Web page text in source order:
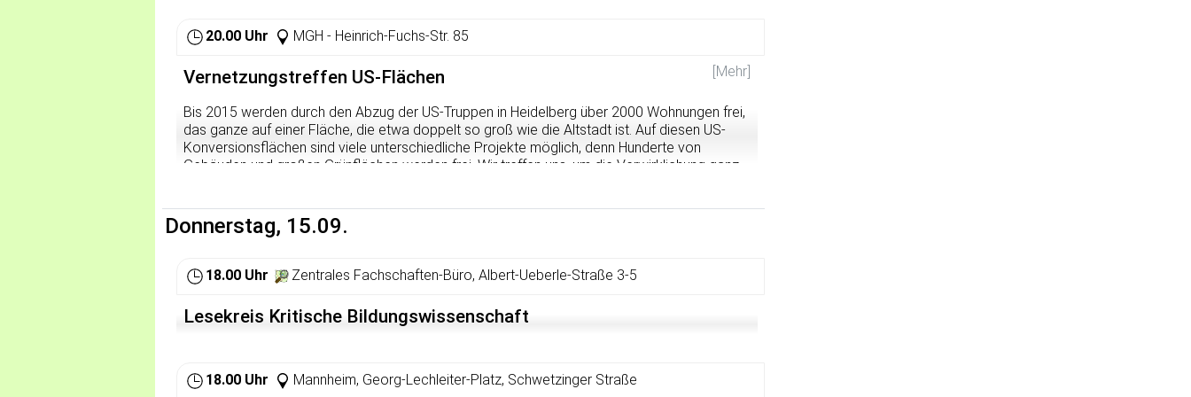
20.00 Uhr MGH - Heinrich-Fuchs-Str. 85
[Mehr]
Vernetzungstreffen US-Flächen
Bis 2015 werden durch den Abzug der US-Truppen in Heidelberg über 2000 Wohnungen frei,
das ganze auf einer Fläche, die etwa doppelt so groß wie die Altstadt ist. Auf diesen US-
Konversionsflächen sind viele unterschiedliche Projekte möglich, denn Hunderte von
Gebäuden und großen Grünflächen werden frei. Wir treffen uns, um die Verwirklichung ganz
Heidelberg vernetzen oder nur mal reinschnuppern will, ist herzlich eingeladen!
Donnerstag, 15.09.
18.00 Uhr Zentrales Fachschaften-Büro, Albert-Ueberle-Straße 3-5
Lesekreis Kritische Bildungswissenschaft
18.00 Uhr Mannheim, Georg-Lechleiter-Platz, Schwetzinger Straße